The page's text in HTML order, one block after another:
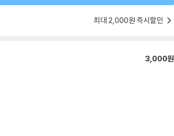
최대 2,000원 즉시할인
3,000원